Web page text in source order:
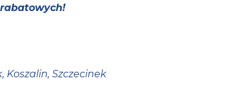
Koszalin, Szczecinek